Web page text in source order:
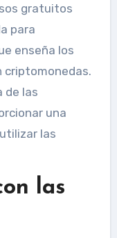
gratuitos
para
enseña los
criptomonedas.
de las
una
las
las